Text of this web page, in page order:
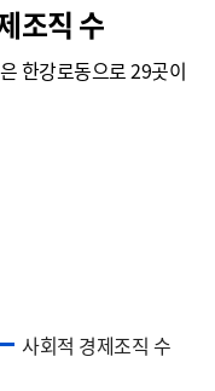
조직 수
한강로동으로 29곳이 존
사회적 경제조직 수